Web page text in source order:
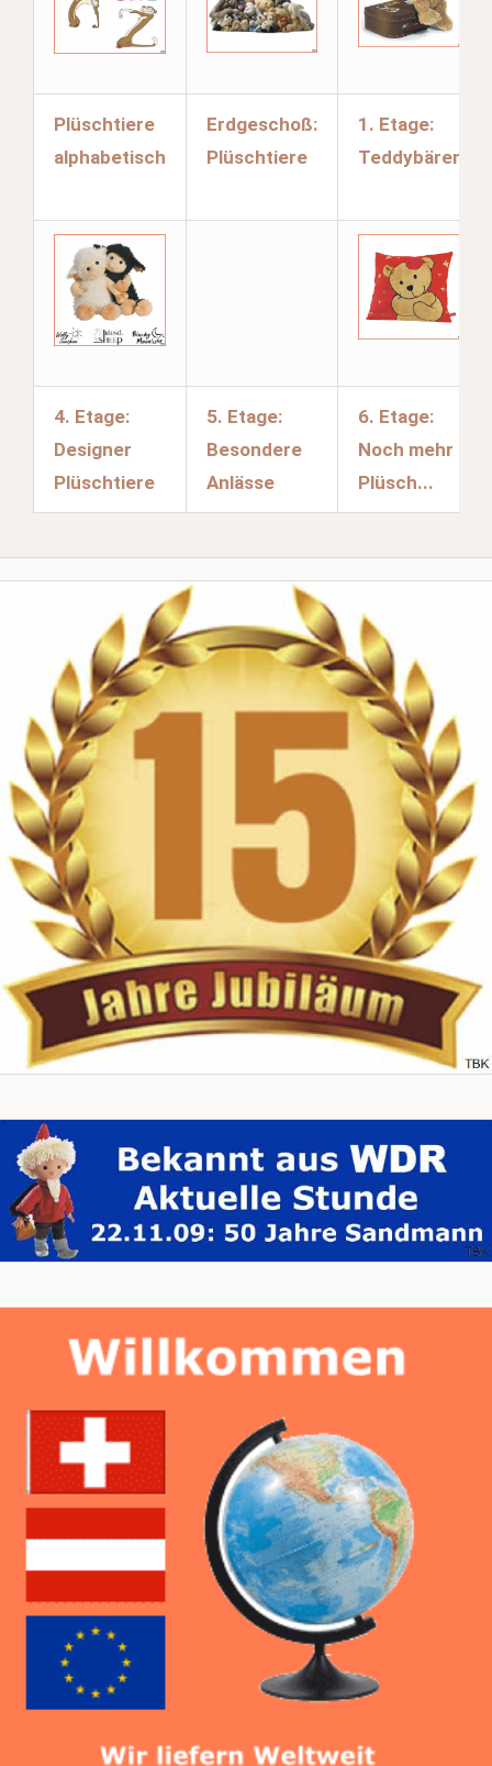
Plüschtiere
alphabetisch
Erdgeschoß:
Plüschtiere
1. Etage:
Teddybären
4. Etage:
Designer
Plüschtiere
5. Etage:
Besondere
Anlässe
6. Etage:
Noch mehr
Plüsch...